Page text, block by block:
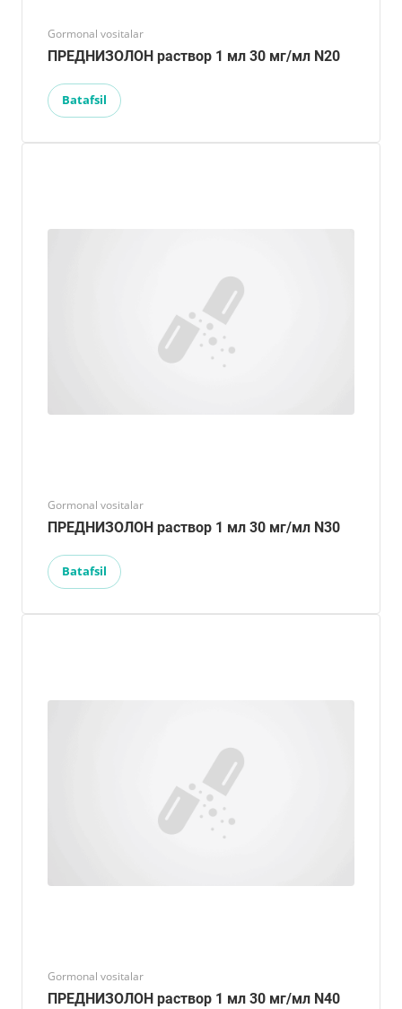
Gormonal vositalar
ПРЕДНИЗОЛОН раствор 1 мл 30 мг/мл N20
Batafsil
Gormonal vositalar
ПРЕДНИЗОЛОН раствор 1 мл 30 мг/мл N30
Batafsil
Gormonal vositalar
ПРЕДНИЗОЛОН раствор 1 мл 30 мг/мл N40